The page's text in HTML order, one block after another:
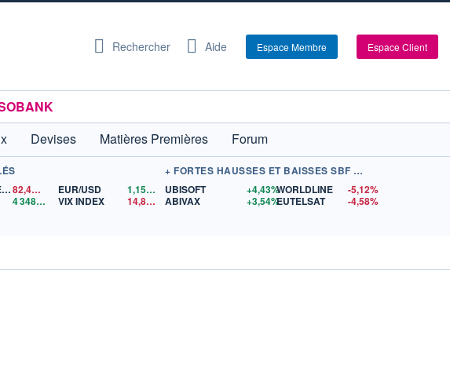
Rechercher Aide Espace Membre Espace Client
Devises Matières Premières
Forum
PÉTROLE BRENT
82,44$US
4 348,08 $US
EUR/USD 1,1568
$US
VIX INDEX
14,85$US
+ FORTES HAUSSES ET BAISSES SBF 120
UBISOFT
+4,43%
ABIVAX
+3,54%
WORLDLINE
-5,12%
EUTELSAT
-4,58%